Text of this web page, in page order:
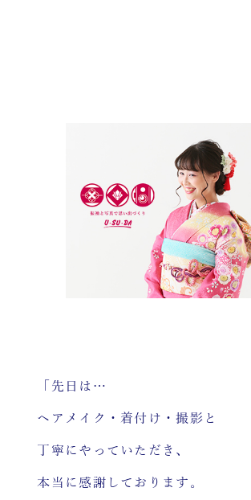
「先日は…
ヘアメイク・着付け・撮影と
丁寧にやっていただき、
本当に感謝しております。